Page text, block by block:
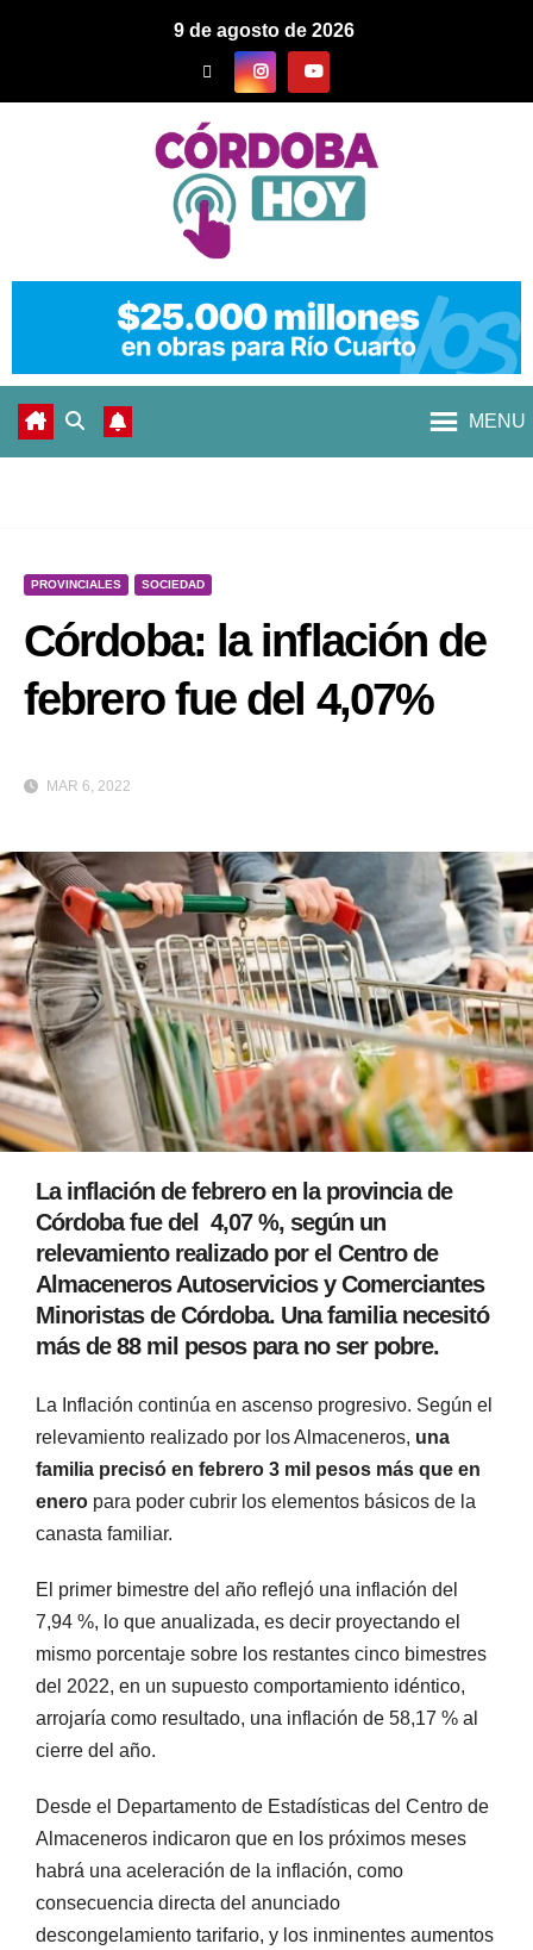
9 de agosto de 2026
MENU
PROVINCIALES SOCIEDAD
Córdoba: la inflación de
febrero fue del 4,07%
MAR 6, 2022
La inflación de febrero en la provincia de
Córdoba fue del 4,07 %, según un
relevamiento realizado por el Centro de
Almaceneros Autoservicios y Comerciantes
Minoristas de Córdoba. Una familia necesitó
más de 88 mil pesos para no ser pobre.
La Inflación continúa en ascenso progresivo. Según el
relevamiento realizado por los Almaceneros, una
familia precisó en febrero 3 mil pesos más que en
enero para poder cubrir los elementos básicos de la
canasta familiar.
El primer bimestre del año reflejó una inflación del
7,94 %, lo que anualizada, es decir proyectando el
mismo porcentaje sobre los restantes cinco bimestres
del 2022, en un supuesto comportamiento idéntico,
arrojaría como resultado, una inflación de 58,17 % al
cierre del año.
Desde el Departamento de Estadísticas del Centro de
Almaceneros indicaron que en los próximos meses
habrá una aceleración de la inflación, como
consecuencia directa del anunciado
descongelamiento tarifario, y los inminentes aumentos